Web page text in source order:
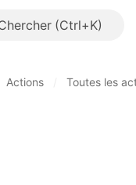
Actions Toutes les